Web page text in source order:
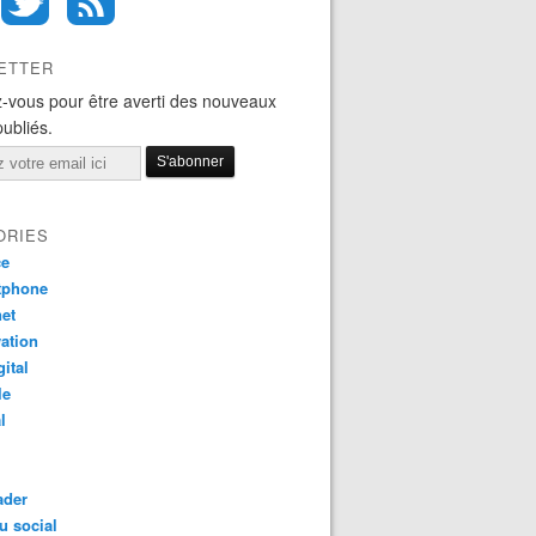
vous pour être averti des nouveaux
social